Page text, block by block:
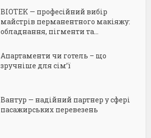
BIOTEK — професійний вибір
майстрів перманентного макіяжу:
обладнання, пігменти та...
Апартаменти чи готель – що
зручніше для сім’ї
Вантур — надійний партнер у сфері
пасажирських перевезень